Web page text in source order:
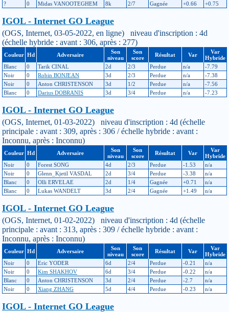
? 0 Midas VANOOTEGHEM 8k 2/7 Gagnée +0.66 +0.75
IGOL - Internet GO League
(OGS, Internet, 03-05-2022, en ligne) niveau d'inscription : 4d
(échelle hybride : avant : 306, après : 277)
Couleur Hd Adversaire
Son
niveau
Son
score
Résultat Var
Var
Hybride
Blanc
0 Tarik CINAL 2d 2/3 Perdue n/a
-7.79
Noir
0 Robin BONJEAN 3d 2/3 Perdue n/a
-7.38
Noir
0 Anton CHRISTENSON 3d 1/2 Perdue n/a
-7.56
Blanc
0 Darius DOBRANIS 3d 3/4 Perdue n/a -7.23
IGOL - Internet GO League
(OGS, Internet, 01-03-2022) niveau d'inscription : 4d (échelle
principale : avant : 309, après : 306 / échelle hybride : avant :
Inconnu, après : Inconnu)
Couleur Hd Adversaire
Son
niveau
Son
score
Résultat Var
Var
Hybride
Noir
0 Forest SONG 4d 2/3 Perdue -1.53
n/a
Noir
0 Glenn_Kjetil VASDAL 2d 3/4 Perdue -3.38
n/a
Blanc
0 Olli ERVELAE 2d 1/4 Gagnée +0.71
n/a
Blanc
0 Lukas WANDELT 3d 2/4 Gagnée +1.49 n/a
IGOL - Internet GO League
(OGS, Internet, 01-02-2022) niveau d'inscription : 4d (échelle
principale : avant : 313, après : 309 / échelle hybride : avant :
Inconnu, après : Inconnu)
Couleur Hd Adversaire
Son
niveau
Son
score
Résultat Var
Var
Hybride
Noir
0 Eric YODER 6d 2/4 Perdue -0.21
n/a
Noir
0 Kim SHAKHOV 6d 3/4 Perdue -0.22
n/a
Blanc
0 Anton CHRISTENSON 3d 2/4 Perdue -2.7
n/a
Noir
0 Xiang ZHANG 5d 4/4 Perdue -0.23 n/a
IGOL - Internet GO League